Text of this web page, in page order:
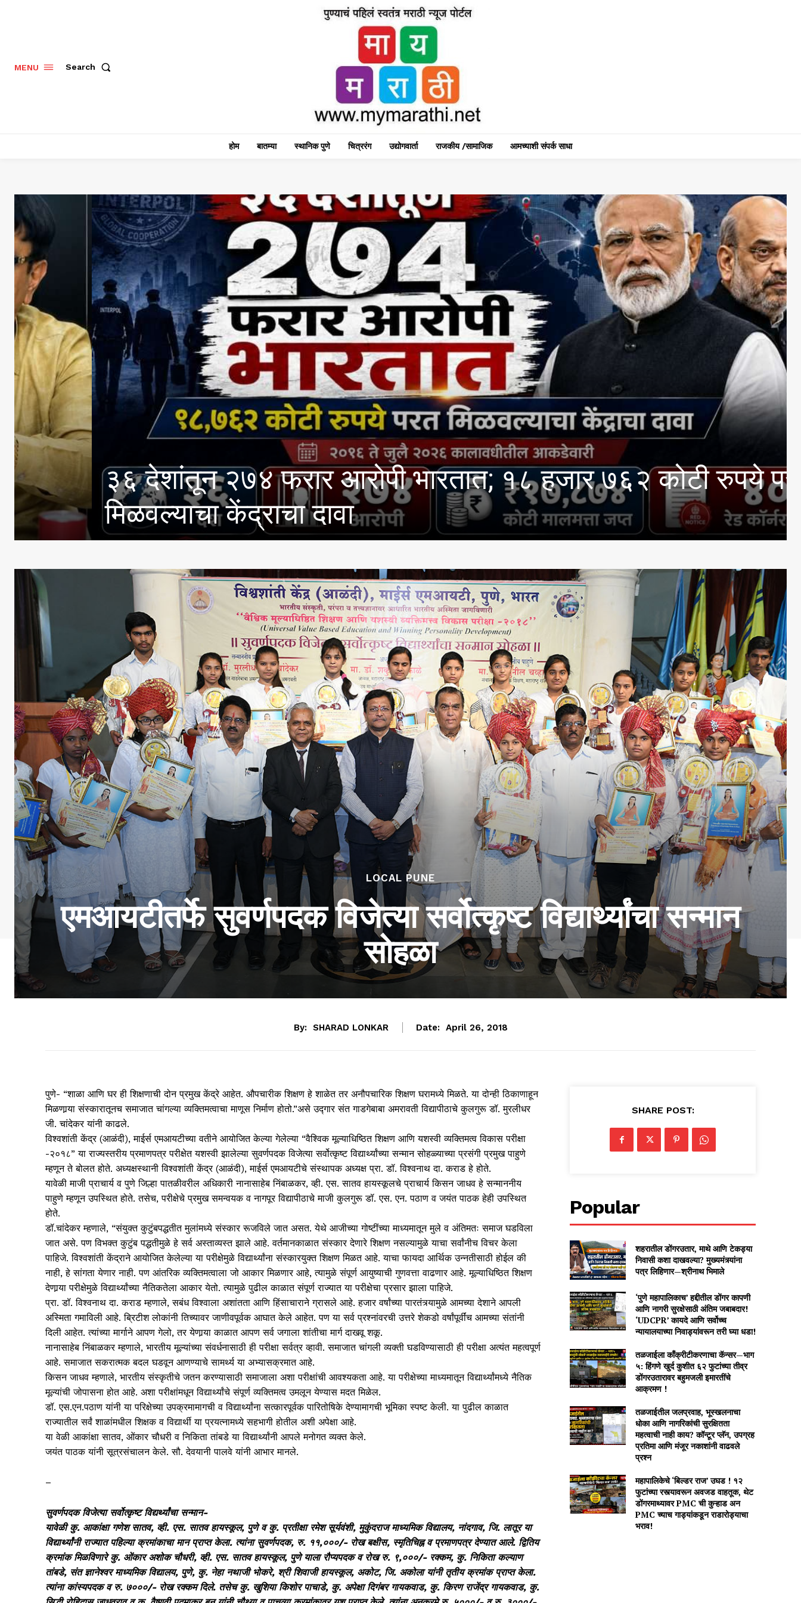
MENU Search
होम बातम्या स्थानिक पुणे चित्ररंग उद्योगवार्ता राजकीय /सामाजिक आमच्याशी संपर्क साधा
हजार ७६२ कोटी रुपये परत
आयआयएमसी द्वारे इंग्रजी आणि मराठी
ऑगस्ट रोजी थेट प्रवेश प्रक्रियेचे आयोजन
LOCAL PUNE
एमआयटीतर्फे सुवर्णपदक विजेत्या सर्वोत्कृष्ट विद्यार्थ्यांचा सन्मान
सोहळा
By: SHARAD LONKAR Date: April 26, 2018
पुणे- “शाळा आणि घर ही शिक्षणाची दोन प्रमुख केंद्रे आहेत. औपचारीक शिक्षण हे शाळेत तर अनौपचारिक शिक्षण घरामध्ये मिळते. या दोन्ही ठिकाणाहून
मिळणार्‍या संस्कारातूनच समाजात चांगल्या व्यक्तिमत्वाचा माणूस निर्माण होतो.”असे उद्गार संत गाडगेबाबा अमरावती विद्यापीठाचे कुलगुरू डॉ. मुरलीधर
जी. चांदेकर यांनी काढले.
विश्‍वशांती केंद्र (आळंदी), माईर्स एमआयटीच्या वतीने आयोजित केल्या गेलेल्या “वैश्‍विक मूल्याधिष्ठित शिक्षण आणि यशस्वी व्यक्तिमत्व विकास परीक्षा
-२०१८” या राज्यस्तरीय प्रमाणपत्र परीक्षेत यशस्वी झालेल्या सुवर्णपदक विजेत्या सर्वोत्कृष्ट विद्यार्थ्यांच्या सन्मान सोहळ्याच्या प्रसंगी प्रमुख पाहुणे
म्हणून ते बोलत होते. अध्यक्षस्थानी विश्‍वशांती केंद्र (आळंदी), माईर्स एमआयटीचे संस्थापक अध्यक्ष प्रा. डॉ. विश्‍वनाथ दा. कराड हे होते.
यावेळी माजी प्राचार्य व पुणे जिल्हा पातळीवरील अधिकारी नानासाहेब निंबाळकर, व्ही. एस. सातव हायस्कूलचे प्राचार्य किसन जाधव हे सन्माननीय
पाहुणे म्हणून उपस्थित होते. तसेच, परीक्षेचे प्रमुख समन्वयक व नागपूर विद्यापीठाचे माजी कुलगुरू डॉ. एस. एन. पठाण व जयंत पाठक हेही उपस्थित
होते.
डॉ.चांदेकर म्हणाले, “संयुक्त कुटुंबपद्धतीत मुलांमध्ये संस्कार रूजविले जात असत. येथे आजीच्या गोष्टींच्या माध्यमातून मुले व अंतिमतः समाज घडविला
जात असे. पण विभक्त कुटुंब पद्धतीमुळे हे सर्व अस्ताव्यस्त झाले आहे. वर्तमानकाळात संस्कार देणारे शिक्षण नसल्यामुळे याचा सर्वांनीच विचर केला
पाहिजे. विश्‍वशांती केंद्राने आयोजित केलेल्या या परीक्षेमुळे विद्यार्थ्यांना संस्कारयुक्त शिक्षण मिळत आहे. याचा फायदा आर्थिक उन्नतीसाठी होईल की
नाही, हे सांगता येणार नाही. पण आंतरिक व्यक्तिमत्वाला जो आकार मिळणार आहे, त्यामुळे संपूर्ण आयुष्याची गुणवत्ता वाढणार आहे. मूल्याधिष्ठित शिक्षण
देणार्‍या परीक्षेमुळे विद्यार्थ्यांच्या नैतिकतेला आकार येतो. त्यामुळे पुढील काळात संपूर्ण राज्यात या परीक्षेचा प्रसार झाला पाहिजे.
प्रा. डॉ. विश्‍वनाथ दा. कराड म्हणाले, सबंध विश्‍वाला अशांतता आणि हिंसाचाराने ग्रासले आहे. हजार वर्षांच्या पारतंत्र्यामुळे आमच्या देशाने आपली
अस्मिता गमाविली आहे. ब्रिटीश लोकांनी तिच्यावर जाणीवपूर्वक आघात केले आहेत. पण या सर्व प्रश्‍नांवरची उत्तरे शेकडो वर्षांपूर्वींच आमच्या संतांनी
दिली आहेत. त्यांच्या मार्गाने आपण गेलो, तर येणार्‍या काळात आपण सर्व जगाला शांतीचा मार्ग दाखवू शकू.
नानासाहेब निंबाळकर म्हणाले, भारतीय मूल्यांच्या संवर्धनासाठी ही परीक्षा सर्वत्र व्हावी. समाजात चांगली व्यक्ती घडविण्यासाठी ही परीक्षा अत्यंत महत्वपूर्ण
आहे. समाजात सकरात्मक बदल घडवून आणण्याचे सामर्थ्य या अभ्यासक्रमात आहे.
किसन जाधव म्हणाले, भारतीय संस्कृतीचे जतन करण्यासाठी समाजाला अशा परीक्षांची आवश्यकता आहे. या परीक्षेच्या माध्यमातून विद्यार्थ्यांमध्ये नैतिक
मूल्यांची जोपासना होत आहे. अशा परीक्षांमधून विद्यार्थ्यांचे संपूर्ण व्यक्तिमत्व उमलून येण्यास मदत मिळेल.
डॉ. एस.एन.पठाण यांनी या परिक्षेच्या उपक्रमामागची व विद्यार्थ्यांना सत्कारपूर्वक पारितोषिके देण्यामागची भूमिका स्पष्ट केली. या पुढील काळात
राज्यातील सर्वं शाळांमधील शिक्षक व विद्यार्थी या प्रयत्नामध्ये सहभागी होतील अशी अपेक्षा आहे.
या वेळी आकांक्षा सातव, ओंकार चौधरी व निकिता तांबडे या विद्यार्थ्यांनी आपले मनोगत व्यक्त केले.
जयंत पाठक यांनी सूत्रसंचालन केले. सौ. देवयानी पालवे यांनी आभार मानले.
–
सुवर्णपदक विजेत्या सर्वोत्कृष्ट विद्यर्थ्यांचा सन्मान-
यावेळी कु. आकांक्षा गणेश सातव, व्ही. एस. सातव हायस्कूल, पुणे व कु. प्रतीक्षा रमेश सूर्यवंशी, मुकुंदराज माध्यमिक विद्यालय, नांदगाव, जि. लातूर या
विद्यार्थ्यांनी राज्यात पहिल्या क्रमांकाचा मान प्राप्त केला. त्यांना सुवर्णपदक, रु. ११,०००/- रोख बक्षीस, स्मृतिचिह्न व प्रमाणपत्र देण्यात आले. द्वितिय
क्रमांक मिळविणारे कु. ओंकार अशोक चौधरी, व्ही. एस. सातव हायस्कूल, पुणे याला रौप्यपदक व रोख रु. ९,०००/- रक्कम, कु. निकिता कल्याण
तांबडे, संत ज्ञानेश्‍वर माध्यमिक विद्यालय, पुणे, कु. नेहा नथाजी भोकरे, श्री शिवाजी हायस्कूल, अकोट, जि. अकोला यांनी तृतीय क्रमांक प्राप्त केला.
त्यांना कांस्यपदक व रु. ७०००/- रोख रक्कम दिले. तसेच कु. खुशिया किशोर पाचाडे, कु. अपेक्षा दिगंबर गायकवाड, कु. किरण राजेंद्र गायकवाड, कु.
SHARE POST:
Popular
शहरातील डोंगरउतार, माथे आणि टेकड्या
निवासी कशा दाखवल्या? मुख्यमंत्र्यांना
पत्र लिहिणार—श्रीनाथ भिमाले
‘पुणे महापालिकाच’ हद्दीतील डोंगर कापणी
आणि नागरी सुरक्षेसाठी अंतिम जबाबदार!
‘UDCPR’ कायदे आणि सर्वोच्च
न्यायालयाच्या निवाड्यांवरून तरी घ्या धडा!
तळजाईला काँक्रीटीकरणाचा कॅन्सर—भाग
५: हिंगणे खुर्द कुशीत ६२ फुटांच्या तीव्र
डोंगरउतारावर बहुमजली इमारतींचे
आक्रमण !
तळजाईतील जलप्रवाह, भूस्खलनाचा
धोका आणि नागरिकांची सुरक्षितता
महत्वाची नाही काय? कॉन्टूर प्लॅन, उपग्रह
प्रतिमा आणि मंजूर नकाशांनी वाढवले
प्रश्न
महापालिकेचे ‘बिल्डर राज’ उघड ! १२
फुटांच्या रस्त्यावरून अवजड वाहतूक, थेट
डोंगरमाथ्यावर PMC ची कुऱ्हाड अन
PMC च्याच गाड्यांकडून राडारोड्याचा
भराव!